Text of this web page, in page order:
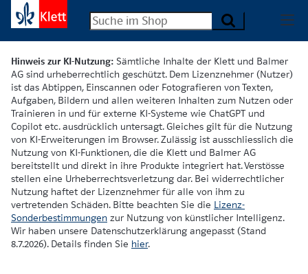
Hinweis zur KI-Nutzung: Sämtliche Inhalte der Klett und Balmer
AG sind urheberrechtlich geschützt. Dem Lizenznehmer (Nutzer)
ist das Abtippen, Einscannen oder Fotografieren von Texten,
Aufgaben, Bildern und allen weiteren Inhalten zum Nutzen oder
Trainieren in und für externe KI-Systeme wie ChatGPT und
Copilot etc. ausdrücklich untersagt. Gleiches gilt für die Nutzung
von KI-Erweiterungen im Browser. Zulässig ist ausschliesslich die
Nutzung von KI-Funktionen, die die Klett und Balmer AG
bereitstellt und direkt in ihre Produkte integriert hat. Verstösse
stellen eine Urheberrechtsverletzung dar. Bei widerrechtlicher
Nutzung haftet der Lizenznehmer für alle von ihm zu
vertretenden Schäden. Bitte beachten Sie die Lizenz-
Sonderbestimmungen zur Nutzung von künstlicher Intelligenz.
Wir haben unsere Datenschutzerklärung angepasst (Stand
8.7.2026). Details finden Sie hier.